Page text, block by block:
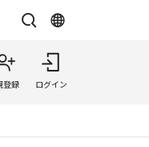
登録 ログイン